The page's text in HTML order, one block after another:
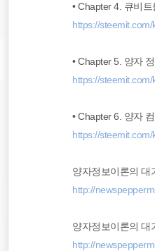
• Chapter 4. 큐비
https://
• Chapter 5. 양자
https://
• Chapter 6. 양자
https://
양자정보이론의 대
http://
양자정보이론의 대
http://